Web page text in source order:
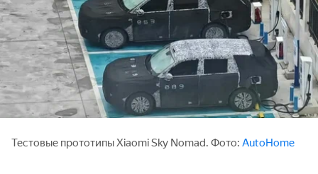
Тестовые прототипы Xiaomi Sky Nomad. Фото: AutoHome